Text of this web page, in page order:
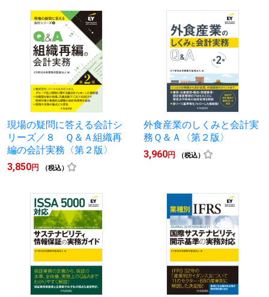
現場の疑問に答える会計シ
リーズ／８ Ｑ＆Ａ組織再
編の会計実務〈第２版〉
3,850円 （税込）
外食産業のしくみと会計実
務Ｑ＆Ａ〈第２版〉
3,960円 （税込）